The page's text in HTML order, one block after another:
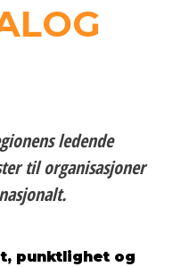
ledende
til organisasjoner
punktlighet og